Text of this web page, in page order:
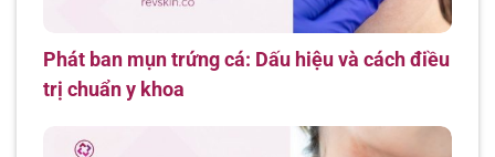
Phát ban mụn trứng cá: Dấu hiệu và cách điều
trị chuẩn y khoa